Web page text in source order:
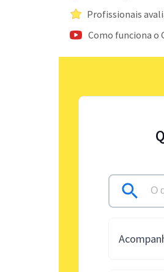
Profissionais
Como funciona o